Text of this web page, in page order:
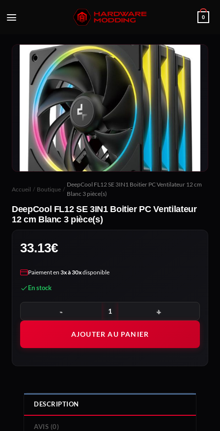
au
0
Accueil / Boutique /
DeepCool FL12 SE 3IN1 Boitier PC Ventilateur 12 cm
Blanc 3 pièce(s)
DeepCool FL12 SE 3IN1 Boitier PC Ventilateur
12 cm Blanc 3 pièce(s)
33.13€
Paiement en 3x à 30xdisponible
En stock
quantité de DeepCool FL12 SE 3IN1 Boitier PC Ventilateur 12 cm
AJOUTER AU PANIER
DESCRIPTION
AVIS (0)